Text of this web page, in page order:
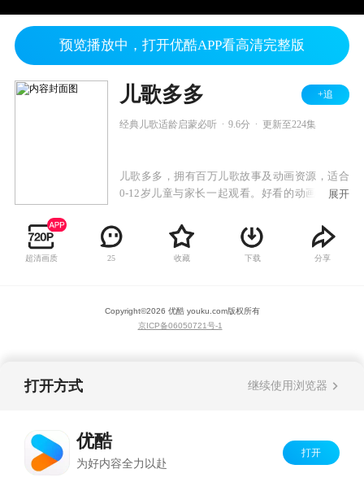
预览播放中，打开优酷APP看高清完整版
儿歌多多 +追
经典儿歌适龄启蒙必听 9.6分 更新至224集
儿歌多多，拥有百万儿歌故事及动画资源，适合
0-12岁儿童与家长一起观看。好看的动画，好听
领。儿歌多多，给孩子一个快乐的童年。
展开
超清画质 25 收藏 下载 分享
Copyright©2026 优酷 youku.com版权所有
京ICP备06050721号-1
打开方式 继续使用浏览器
优酷
为好内容全力以赴
打开